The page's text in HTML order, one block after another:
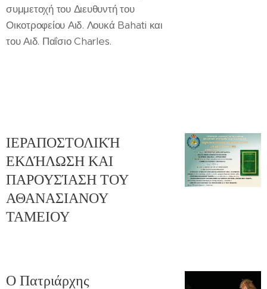
συμμετοχή του Διευθυντή του
Οικοτροφείου Αιδ. Λουκά Bahati και
του Αιδ. Παΐσιο Charles.
ΙΕΡΑΠΟΣΤΟΛΙΚΉ
ΕΚΔΉΛΩΣΗ ΚΑΙ
ΠΑΡΟΥΣΊΑΣΗ ΤΟΥ
ΑΘΑΝΑΣΙΑΝΟΥ
ΤΑΜΕΙΟΥ
Ο Πατριάρχης